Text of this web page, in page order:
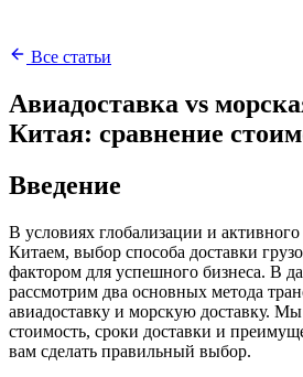
Все статьи
Авиадоставка vs
Китая: сравнение
Введение
В условиях глобализации и активного
Китаем, выбор способа доставки
фактором для успешного бизнеса. В
рассмотрим два основных метода
авиадоставку и морскую доставку.
стоимость, сроки доставки и
вам сделать правильный выбор.